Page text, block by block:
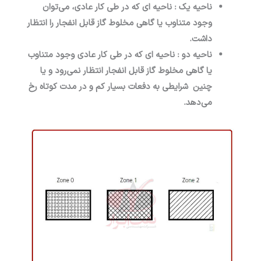
ناحیه یک : ناحیه ­ای که در طی کار عادی، می­‌توان
وجود متناوب یا گاهی مخلوط گاز قابل انفجار را انتظار
داشت.
ناحیه دو : ناحیه ای که در طی کار عادی وجود متناوب
یا گاهی مخلوط گاز قابل انفجار انتظار نمی‌­رود و یا
چنین شرایطی به دفعات بسیار کم و در مدت کوتاه رخ
می‌­دهد.